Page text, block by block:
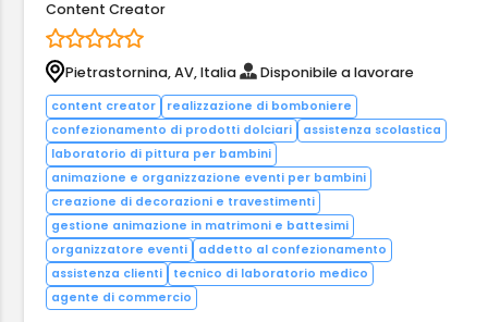
Content Creator
Pietrastornina, AV, Italia Disponibile a lavorare
content creator
realizzazione di bomboniere
confezionamento di prodotti dolciari
assistenza scolastica
laboratorio di pittura per bambini
animazione e organizzazione eventi per bambini
creazione di decorazioni e travestimenti
gestione animazione in matrimoni e battesimi
organizzatore eventi
addetto al confezionamento
assistenza clienti
tecnico di laboratorio medico
agente di commercio